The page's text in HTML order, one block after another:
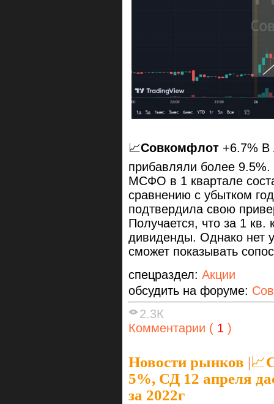
📈Совкомфлот +6.7% В
прибавляли более
МСФО в 1 квартале
сравнению с убытком
подтвердила свою
Получается, что за 1
дивиденды. Однако нет
сможет показывать
спецраздел: Акции
обсудить на форуме:
2.3К
Комментарии ( 1 )
Новости рынков |
5%, СД 12 апреля
за 2022г